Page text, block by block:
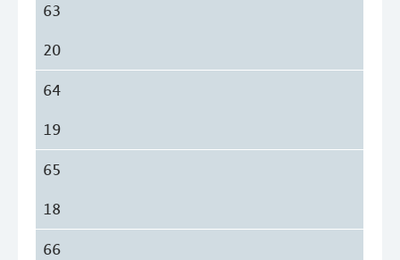
63
20
64
19
65
18
66